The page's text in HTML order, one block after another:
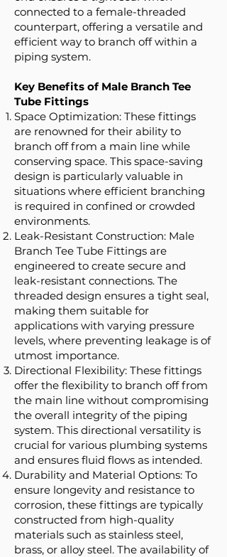
connected to a female-threaded
counterpart, offering a versatile and
efficient way to branch off within a
piping system.
Key Benefits of Male Branch Tee
Tube Fittings
Space Optimization: These fittings
are renowned for their ability to
branch off from a main line while
conserving space. This space-saving
design is particularly valuable in
situations where efficient branching
is required in confined or crowded
environments.
Leak-Resistant Construction: Male
Branch Tee Tube Fittings are
engineered to create secure and
leak-resistant connections. The
threaded design ensures a tight seal,
making them suitable for
applications with varying pressure
levels, where preventing leakage is of
utmost importance.
Directional Flexibility: These fittings
offer the flexibility to branch off from
the main line without compromising
the overall integrity of the piping
system. This directional versatility is
crucial for various plumbing systems
and ensures fluid flows as intended.
Durability and Material Options: To
ensure longevity and resistance to
corrosion, these fittings are typically
constructed from high-quality
materials such as stainless steel,
brass, or alloy steel. The availability of